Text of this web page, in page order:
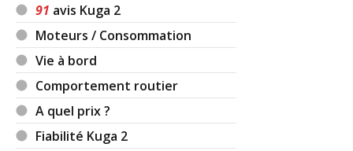
91 avis Kuga 2
Moteurs / Consommation
Vie à bord
Comportement routier
A quel prix ?
Fiabilité Kuga 2